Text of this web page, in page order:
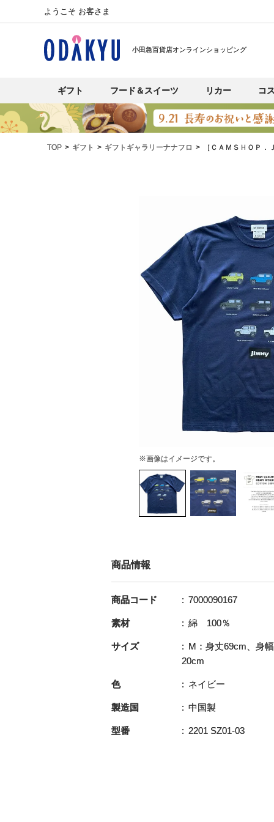
ようこそ お客さま
小田急百貨店オンラインショッピング
ギフト フード＆スイーツ リカー コ
TOP ギフト ギフトギャラリーナナフロ ［ＣＡＭＳＨＯＰ
※画像はイメージです。
商品情報
商品コード 7000090167
素材 綿 100％
サイズ
M：身丈69cm、身
20cm
色 ネイビー
製造国 中国製
型番 2201 SZ01-03